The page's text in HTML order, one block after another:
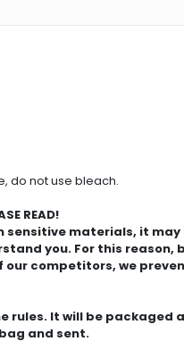
do not use bleach.
sensitive materials, it
you. For this
our competitors, we
rules. It will be
and sent.